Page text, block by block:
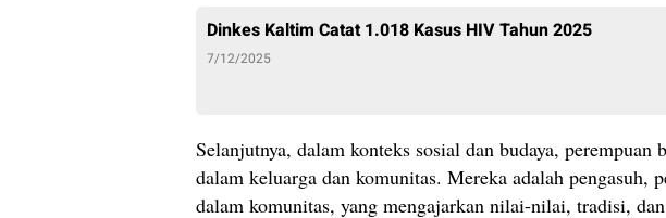
Dinkes Kaltim Catat 1.018 Kasus HIV Tahun 2025
7/12/2025
Selanjutnya, dalam konteks sosial dan budaya, perempuan
dalam keluarga dan komunitas. Mereka adalah pengasuh,
dalam komunitas, yang mengajarkan nilai-nilai, tradisi,